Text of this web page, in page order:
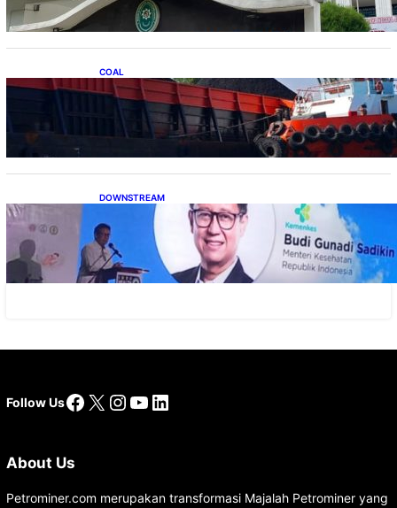
COAL
Lelang Batubara Sitaan, Negara Dapat Lebih
dari Rp 20 Miliar
DOWNSTREAM
Digitalisasi Alat-Alat Kesehatan Dukung
Pertumbuhan Industri Alkes
Follow UsFacebook
X Instagram
YouTube
LinkedIn
About Us
Petrominer.com merupakan transformasi Majalah Petrominer yang